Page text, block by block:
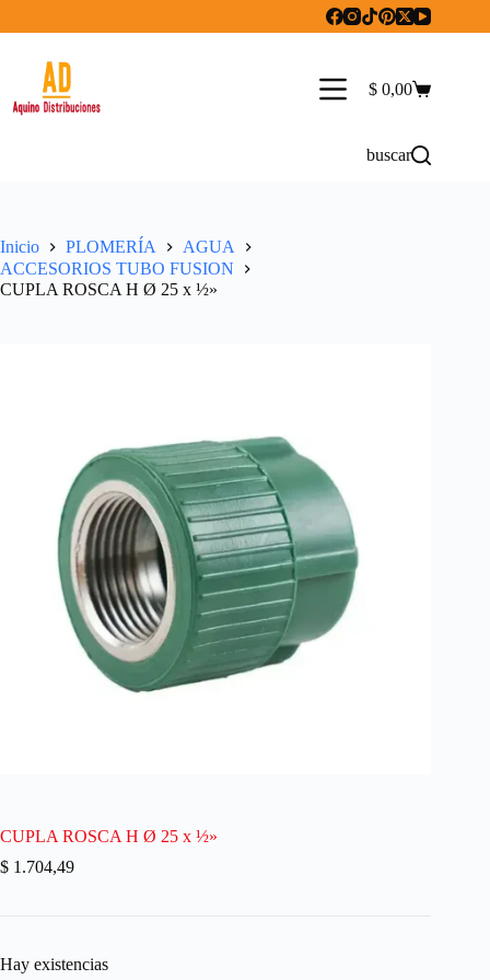
Carro
$ 0,00
buscar
Inicio PLOMERÍA
AGUA
ACCESORIOS TUBO FUSION
CUPLA ROSCA H Ø 25 x ½»
CUPLA ROSCA H Ø 25 x ½»
$ 1.704,49
Hay existencias